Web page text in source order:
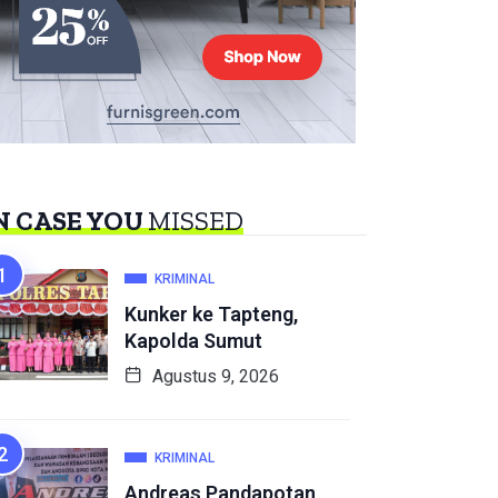
CASE YOUMISSED
KRIMINAL
Kunker ke Tapteng,
Kapolda Sumut
Agustus 9, 2026
KRIMINAL
Andreas Pandapotan